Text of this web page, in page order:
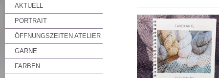
AKTUELL
PORTRAIT
ÖFFNUNGSZEITEN ATELIER
GARNE
FARBEN